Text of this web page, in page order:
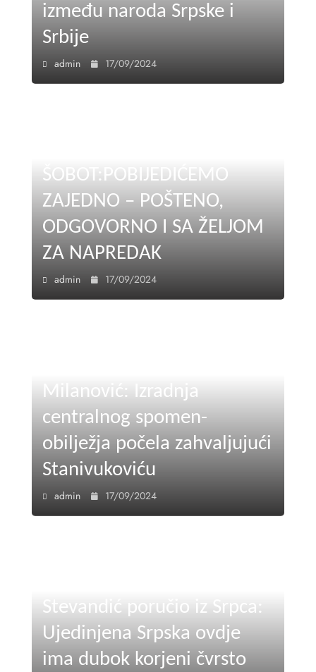
između naroda Srpske i
Srbije
admin 17/09/2024
ŠOBOT:POBIJEDIĆEMO
ZAJEDNO – POŠTENO,
ODGOVORNO I SA ŽELJOM
ZA NAPREDAK
admin 17/09/2024
Milanović: Izradnja
centralnog spomen-
obilježja počela zahvaljujući
Stanivukoviću
admin 17/09/2024
Stevandić poručio iz Srpca:
Ujedinjena Srpska ovdje
ima dubok korjeni čvrsto